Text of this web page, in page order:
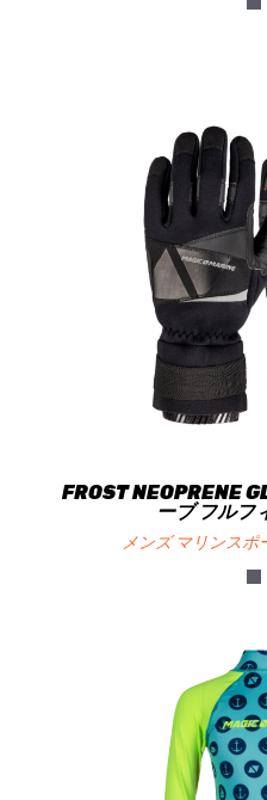
FROST NEOPRENE
ーブ フルフ
メンズ マリンスポ